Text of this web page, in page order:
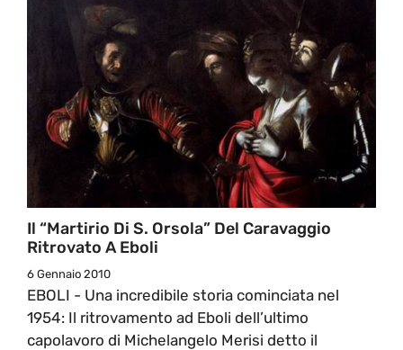
Il “Martirio Di S. Orsola” Del Caravaggio
Ritrovato A Eboli
6 Gennaio 2010
EBOLI - Una incredibile storia cominciata nel
1954: Il ritrovamento ad Eboli dell’ultimo
capolavoro di Michelangelo Merisi detto il